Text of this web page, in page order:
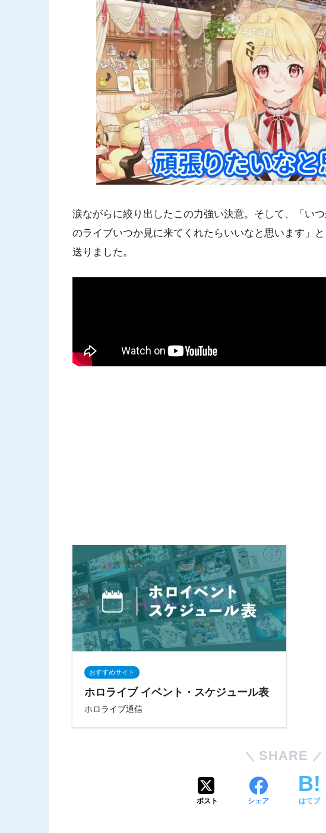
涙ながらに絞り出したこの力強い決意。そして、「い
のライブいつか見に来てくれたらいいなと思います」
送りました。
おすすめサイト
ホロライブ イベント・スケジュール表
ホロライブ通信
SHARE
ポスト シェア はてブ